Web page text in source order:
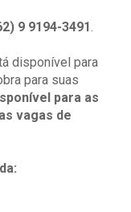
9 9194-3491
disponível para
para suas
para as
vagas de